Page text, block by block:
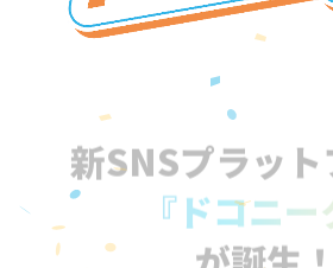
新SNSプラッ
『ドコニー
が誕生